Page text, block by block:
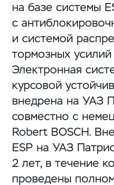
на базе системы
с
и системой
тормозных усилий
Электронная
курсовой
внедрена на УАЗ
совместно с
Robert BOSCH.
ESP на УАЗ
2 лет, в течение
проведены